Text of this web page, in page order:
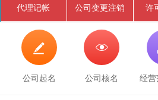
代理记帐 公司变更注销 许

公司起名

公司核名 经营